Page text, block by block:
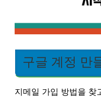
구글 계정 만
지메일 가입 방법을 찾